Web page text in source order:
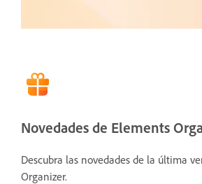
Novedades de Elements
Descubra las novedades de la última
Organizer.